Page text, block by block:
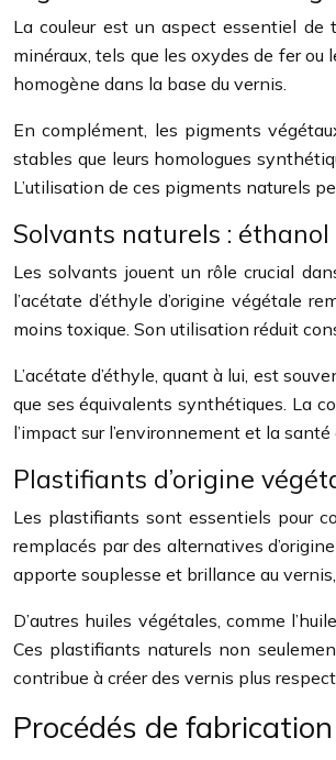
La couleur est un aspect essentiel
minéraux, tels que les oxydes de fer
homogène dans la base du vernis.
En complément, les pigments
stables que leurs homologues
L’utilisation de ces pigments naturels
Solvants naturels :
Les solvants jouent un rôle crucial
l’acétate d’éthyle d’origine végétale
moins toxique. Son utilisation réduit
L’acétate d’éthyle, quant à lui, est
que ses équivalents synthétiques. La
l’impact sur l’environnement et la santé
Plastifiants d’origine
Les plastifiants sont essentiels pour
remplacés par des alternatives
apporte souplesse et brillance au
D’autres huiles végétales, comme
Ces plastifiants naturels non
contribue à créer des vernis plus
Procédés de